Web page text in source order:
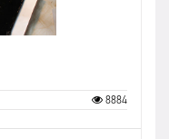
8884